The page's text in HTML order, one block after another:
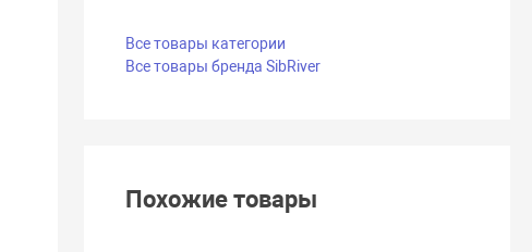
Все товары категории
Все товары бренда SibRiver
Похожие товары